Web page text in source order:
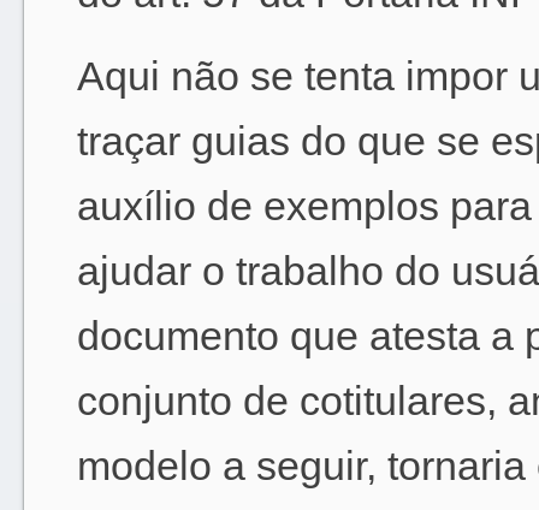
Aqui não se tenta impor
traçar guias do que se
auxílio de exemplos
ajudar o trabalho do
documento que atesta a
conjunto de cotitulares,
modelo a seguir,